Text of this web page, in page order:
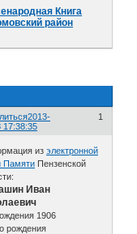
Книга
район
1
2013-
17:38:35
изэлектронной
Памяти Пензенской
Иван
1906
рождения